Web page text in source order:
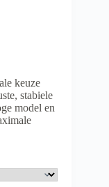
keuze
stabiele
model en